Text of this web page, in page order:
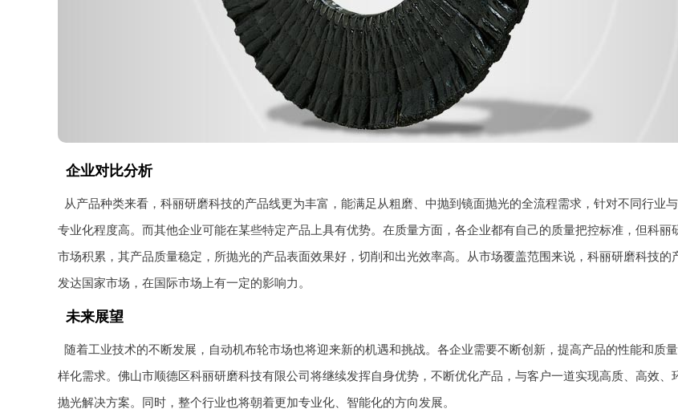
企业对比分析
从产品种类来看，科丽研磨科技的产品线更为丰富，能满足从粗磨、中抛到镜面抛光的全流程需求，针对不同行业
专业化程度高。而其他企业可能在某些特定产品上具有优势。在质量方面，各企业都有自己的质量把控标准，但科丽
市场积累，其产品质量稳定，所抛光的产品表面效果好，切削和出光效率高。从市场覆盖范围来说，科丽研磨科技的
发达国家市场，在国际市场上有一定的影响力。
未来展望
随着工业技术的不断发展，自动机布轮市场也将迎来新的机遇和挑战。各企业需要不断创新，提高产品的性能和质
样化需求。佛山市顺德区科丽研磨科技有限公司将继续发挥自身优势，不断优化产品，与客户一道实现高质、高效、
抛光解决方案。同时，整个行业也将朝着更加专业化、智能化的方向发展。